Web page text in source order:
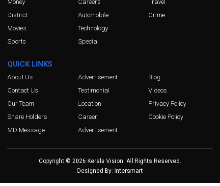
Money
District
Movies
Sports
Careers
Automobile
Technology
Special
Travel
Crime
QUICK LINKS
About Us
Contact Us
Our Team
Share Holders
MD Message
Advertisement
Testimonial
Location
Career
Advertisement
Blog
Videos
Privacy Policy
Cookie Policy
Copyright © 2026 Kerala Vision. All Rights Reserved.
Designed By: Intersmart